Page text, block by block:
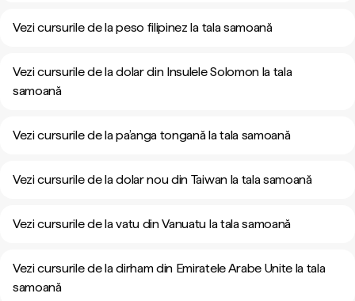
Vezi cursurile de la peso filipinez la tala samoană
Vezi cursurile de la dolar din Insulele Solomon la tala
samoană
Vezi cursurile de la pa’anga tongană la tala samoană
Vezi cursurile de la dolar nou din Taiwan la tala samoană
Vezi cursurile de la vatu din Vanuatu la tala samoană
Vezi cursurile de la dirham din Emiratele Arabe Unite la tala
samoană